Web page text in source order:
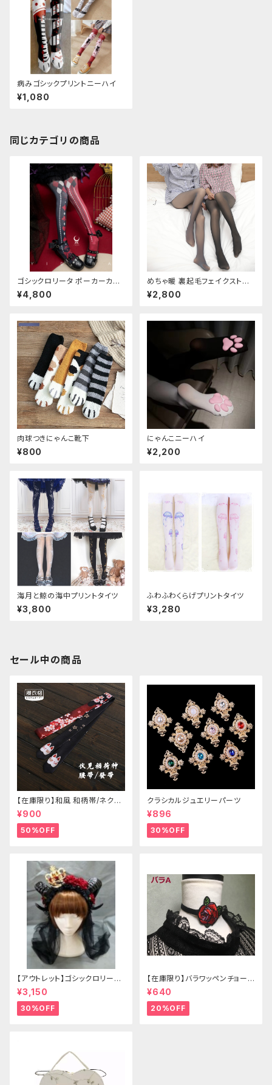
病みゴシックプリントニーハイ
¥1,080
同じカテゴリの商品
ゴシックロリータ ポーカーカー
ド柄 プリントタイツ
¥4,800
めちゃ暖 裏起毛フェイクストッ
キング
¥2,800
肉球つきにゃんこ靴下
¥800
にゃんこニーハイ
¥2,200
海月と鯨の海中プリントタイツ
¥3,800
ふわふわくらげプリントタイツ
¥3,280
セール中の商品
【在庫限り】和風 和柄帯/ネクタ
イ/リボン（狐面/金魚
¥900
50%OFF
クラシカルジュエリーパーツ
¥896
30%OFF
【アウトレット】ゴシックロリータ
ゴールドクラウン＆ホーン(ヴェ
ール付き)
¥3,150
30%OFF
【在庫限り】バラワッペンチョーカ
ー
¥640
20%OFF